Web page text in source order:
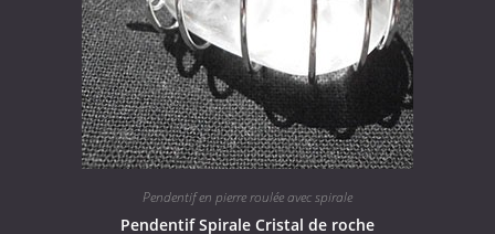
Pendentif en pierre roulée avec spirale
Pendentif Spirale Cristal de roche